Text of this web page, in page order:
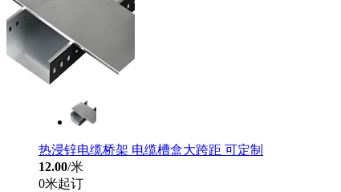
热浸锌电缆桥架 电缆槽盒大跨距 可定制
12.00/米
0米起订